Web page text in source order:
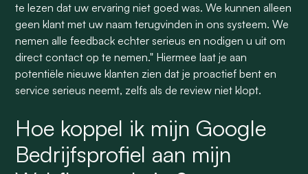
te lezen dat uw ervaring niet goed was. We kunnen alleen
geen klant met uw naam terugvinden in ons systeem. We
nemen alle feedback echter serieus en nodigen u uit om
direct contact op te nemen." Hiermee laat je aan
potentiële nieuwe klanten zien dat je proactief bent en
service serieus neemt, zelfs als de review niet klopt.
Hoe koppel ik mijn Google
Bedrijfsprofiel aan mijn